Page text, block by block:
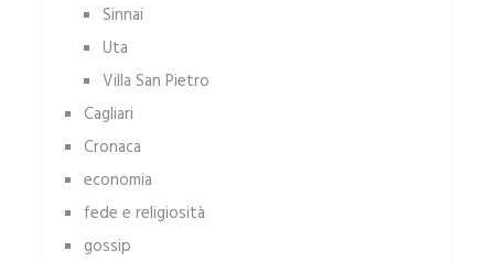
Sinnai
Uta
Villa San Pietro
Cagliari
Cronaca
economia
fede e religiosità
gossip